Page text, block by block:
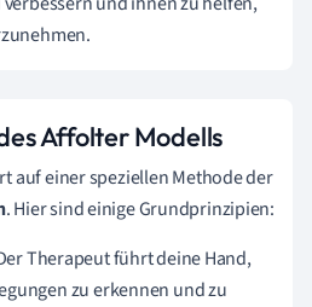
Affolter Modells
auf einer speziellen Methode der
. Hier sind einige Grundprinzipien:
Therapeut führt deine Hand,
zu erkennen und zu